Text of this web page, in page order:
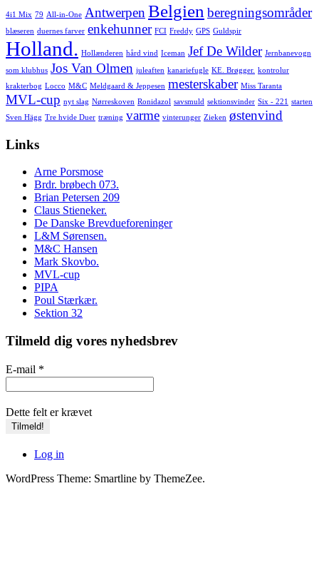
4i1 Mix 79 All-in-One Antwerpen Belgien beregningsområder
blæseren duernes farver enkehunner FCI Freddy GPS Guldspir
Holland. Hollænderen hård vind Iceman Jef De Wilder Jernbanevogn
som klubhus Jos Van Olmen juleaften kanariefugle KE. Brøgger. kontrolur
krakterbog Locco M&C Meldgaard & Jeppesen mesterskaber Miss Taranta
MVL-cup nyt slag Nørreskoven Ronidazol savsmuld sektionsvinder Six - 221
starten
Sven Hägg Tre hvide Duer træning varme vinterunger Zieken østenvind
Links
Arne Porsmose
Brdr. brøbech 073.
Brian Petersen 209
Claus Stieneker.
De Danske Brevdueforeninger
L&M Sørensen.
M&C Hansen
Mark Skovbo.
MVL-cup
PIPA
Poul Stærkær.
Sektion 32
Tilmeld dig vores nyhedsbrev
E-mail *
Dette felt er krævet
Log in
WordPress Theme: Smartline by ThemeZee.